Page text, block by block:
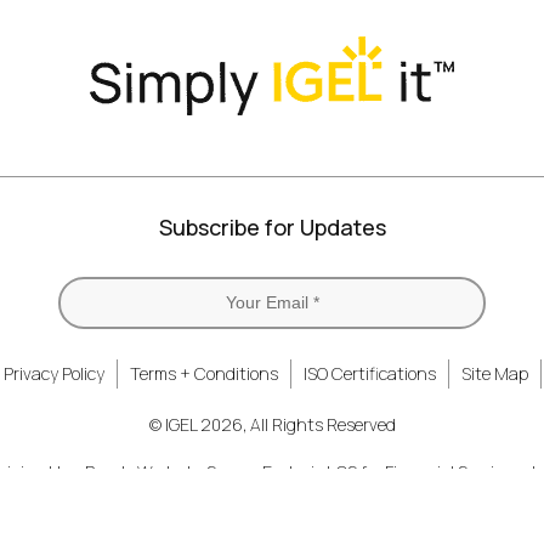
Subscribe for Updates
Privacy Policy Terms + Conditions ISO Certifications Site Map
© IGEL 2026, All Rights Reserved
How People Work Secure Endpoint OS for Financial Services